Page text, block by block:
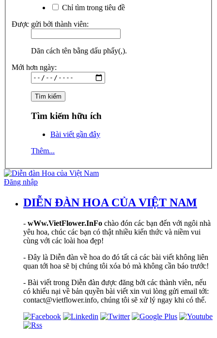
Chỉ tìm trong tiêu đề
Được gửi bởi thành viên:
Dãn cách tên bằng dấu phẩy(,).
Mới hơn ngày:
Tìm kiếm hữu ích
Bài viết gần đây
Thêm...
Đăng nhập
DIỄN ĐÀN HOA CỦA VIỆT NAM
- wWw.VietFlower.InFo chào đón các bạn đến với ngôi nhà
yêu hoa, chúc các bạn có thật nhiều kiến thức và niềm vui
cùng với các loài hoa đẹp!
- Đây là Diễn đàn về hoa do đó tất cả các bài viết không liên
quan tới hoa sẽ bị chúng tôi xóa bỏ mà không cần báo trước!
- Bài viết trong Diễn đàn được đăng bởi các thành viên, nếu
có khiếu nại về bản quyền bài viết xin vui lòng gửi email tới:
contact@vietflower.info, chúng tôi sẽ xử lý ngay khi có thể.